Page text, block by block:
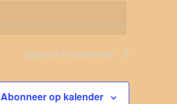
Volgende Evenementen
Abonneer op kalender